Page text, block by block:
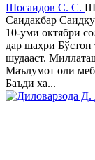
Шосаидов С. С.
Саидакбар
10-уми октябри
дар шаҳри Бўстон
шудааст.
Маълумот олӣ
Баъди ха...